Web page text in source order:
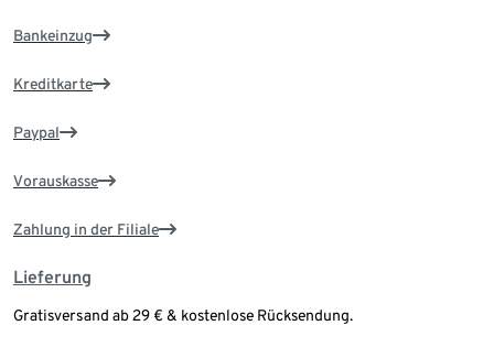
Bankeinzug
Kreditkarte
Paypal
Vorauskasse
Zahlung in der Filiale
Lieferung
Gratisversand ab 29 € & kostenlose Rücksendung.